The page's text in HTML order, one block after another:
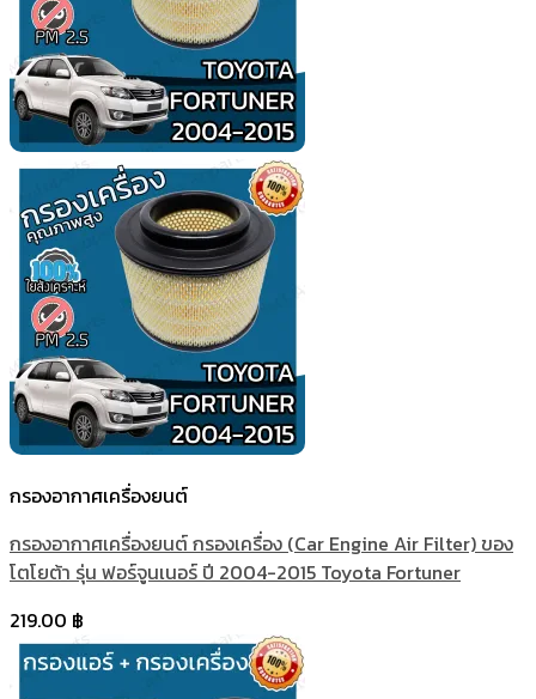
กรองอากาศเครื่องยนต์
กรองอากาศเครื่องยนต์ กรองเครื่อง (Car Engine Air Filter) ของ
โตโยต้า รุ่น ฟอร์จูนเนอร์ ปี 2004-2015 Toyota Fortuner
219.00 ฿